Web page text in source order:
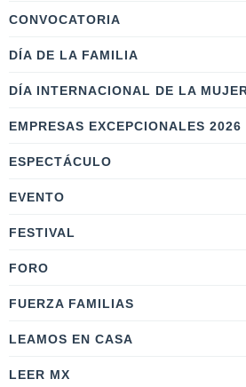
CONVOCATORIA
DÍA DE LA FAMILIA
DÍA INTERNACIONAL DE LA
EMPRESAS EXCEPCIONALES 2026
ESPECTÁCULO
EVENTO
FESTIVAL
FORO
FUERZA FAMILIAS
LEAMOS EN CASA
LEER MX